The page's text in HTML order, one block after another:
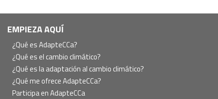
Navegación
principal
EMPIEZA AQUÍ
¿Qué es AdapteCCa?
¿Qué es el cambio climático?
¿Qué es la adaptación al cambio climático?
¿Qué me ofrece AdapteCCa?
Participa en AdapteCCa